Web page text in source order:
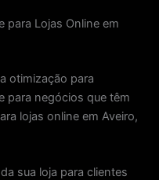
para Lojas Online em
otimização para
para negócios que têm
lojas online em Aveiro,
sua loja para clientes